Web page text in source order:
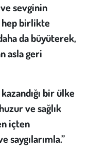
sevginin
hep birlikte
da büyüterek,
asla geri
bir ülke
ve sağlık
içten